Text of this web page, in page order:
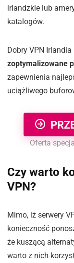
irlandzkie lub
katalogów.
Dobry VPN
zoptymalizowane
zapewnienia
uciążliwego
Oferta
Czy warto
VPN?
Mimo, iż serwery
konieczność
że kuszącą
warto z nich